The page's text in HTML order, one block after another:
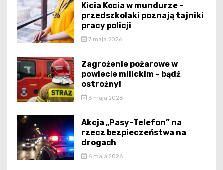
Kicia Kocia w mundurze –
przedszkolaki poznają tajniki
pracy policji
7 maja 2026
Zagrożenie pożarowe w
powiecie milickim – bądź
ostrożny!
6 maja 2026
Akcja „Pasy–Telefon” na
rzecz bezpieczeństwa na
drogach
6 maja 2026